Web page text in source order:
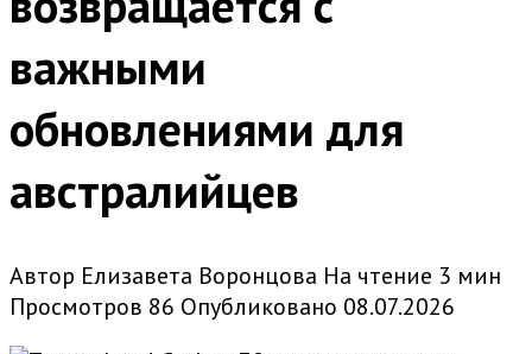
важными
обновлениями для
австралийцев
Автор Елизавета Воронцова На чтение 3 мин
Просмотров 86 Опубликовано 08.07.2026